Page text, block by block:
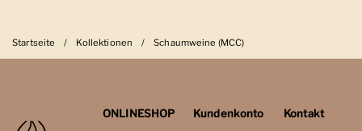
Startseite / Kollektionen / Schaumweine (MCC)
ONLINESHOP
Kundenkonto
Kontakt